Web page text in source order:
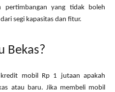
pertimbangan yang tidak boleh
segi kapasitas dan fitur.
Bekas?
mobil Rp 1 jutaan apakah
atau baru. Jika membeli mobil